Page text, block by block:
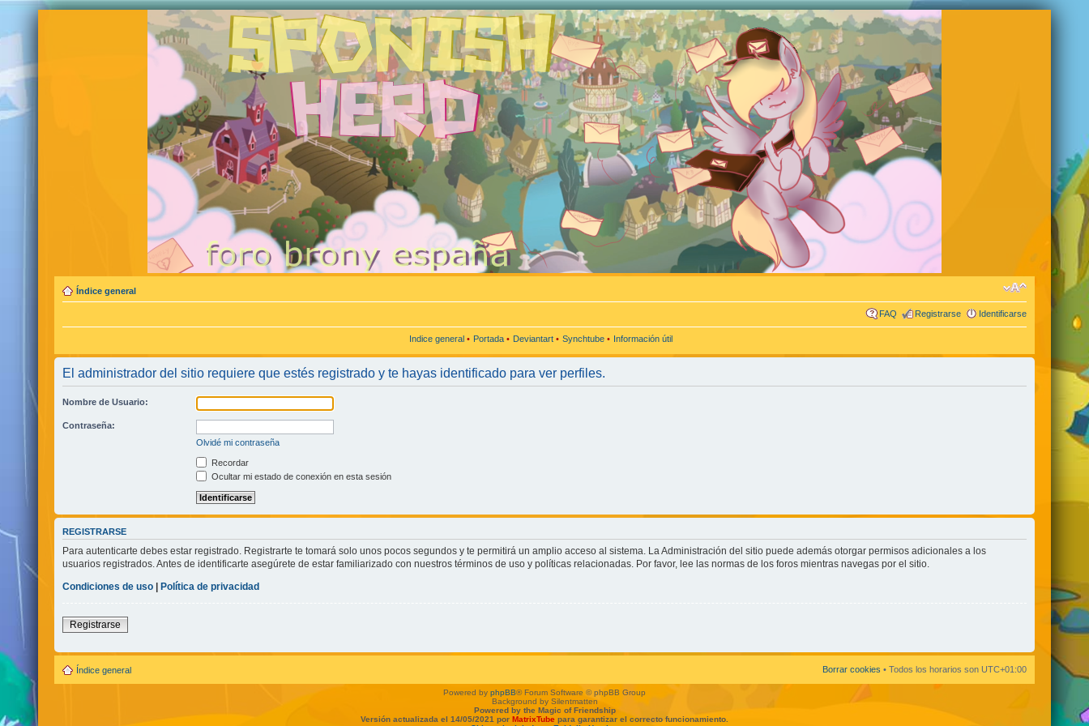
Índice general
FAQ Registrarse Identificarse
Indice general • Portada • Deviantart • Synchtube • Información útil
El administrador del sitio requiere que estés registrado y te hayas identificado para ver perfiles.
Nombre de Usuario:
Contraseña:
Olvidé mi contraseña
Recordar
Ocultar mi estado de conexión en esta sesión
REGISTRARSE
Para autenticarte debes estar registrado. Registrarte te tomará solo unos pocos segundos y te permitirá un amplio acceso al sistema. La Administración del sitio puede además otorgar permisos adicionales a los
usuarios registrados. Antes de identificarte asegúrete de estar familiarizado con nuestros términos de uso y políticas relacionadas. Por favor, lee las normas de los foros mientras navegas por el sitio.
Condiciones de uso |Política de privacidad
Registrarse
Índice general Borrar cookies • Todos los horarios son UTC+01:00
Powered by phpBB® Forum Software © phpBB Group
Background by Silentmatten
Powered by the Magic of Friendship
Versión actualizada el 14/05/2021 por MatrixTube para garantizar el correcto funcionamiento.